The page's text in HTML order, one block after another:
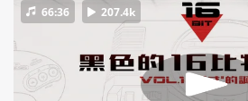
66:36 207.4k